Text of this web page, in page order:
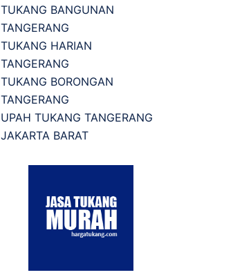
TUKANG BANGUNAN
TANGERANG
TUKANG HARIAN
TANGERANG
TUKANG BORONGAN
TANGERANG
UPAH TUKANG TANGERANG
JAKARTA BARAT